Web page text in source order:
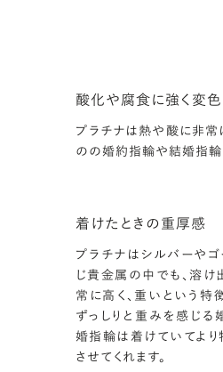
酸化や腐食に強く変
プラチナは熱や酸に非常
のの婚約指輪や結婚指輪
着けたときの重厚感
プラチナはシルバーや
じ貴金属の中でも、溶
常に高く、重いという特
ずっしりと重みを感じ
婚指輪は着けていてよ
させてくれます。